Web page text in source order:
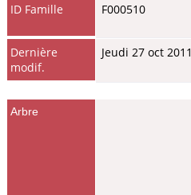
ID Famille
F000510
Dernière
modif.
Jeudi 27 oct 2011
Arbre